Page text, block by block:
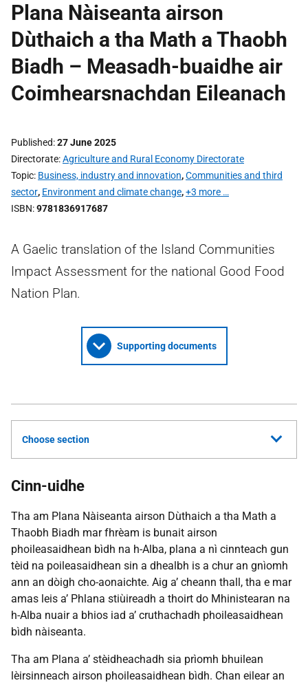
Plana Nàiseanta airson
Dùthaich a tha Math a Thaobh
Biadh – Measadh-buaidhe air
Coimhearsnachdan Eileanach
Published 27 June 2025
Directorate Agriculture and Rural Economy Directorate
Topic Business, industry and innovation,Communities and third
sector, Environment and climate change,+3 more …
ISBN 9781836917687
A Gaelic translation of the Island Communities
Impact Assessment for the national Good Food
Nation Plan.
Supporting documents
Choose section
Cinn-uidhe
Tha am Plana Nàiseanta airson Dùthaich a tha Math a
Thaobh Biadh mar fhrèam is bunait airson
phoileasaidhean bìdh na h-Alba, plana a nì cinnteach gun
tèid na poileasaidhean sin a dhealbh is a chur an gnìomh
ann an dòigh cho-aonaichte. Aig a’ cheann thall, tha e mar
amas leis a’ Phlana stiùireadh a thoirt do Mhinistearan na
h-Alba nuair a bhios iad a’ cruthachadh phoileasaidhean
bìdh nàiseanta.
Tha am Plana a’ stèidheachadh sia prìomh bhuilean
lèirsinneach airson phoileasaidhean bìdh. Chan eilear an